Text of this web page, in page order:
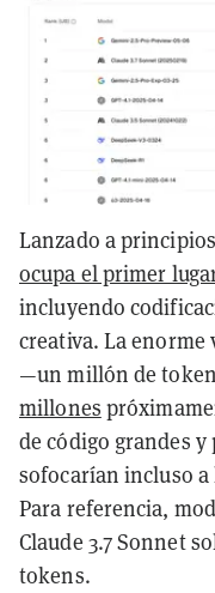
Lanzado a
ocupa el primer
incluyendo
creativa. La
—un millón de
millones
de código grandes
sofocarían incluso a
Para referencia,
Claude 3.7 Sonnet
tokens.